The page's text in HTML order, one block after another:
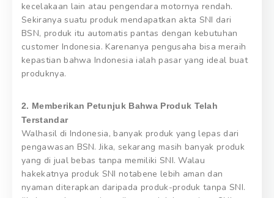
kecelakaan lain atau pengendara motornya rendah.
Sekiranya suatu produk mendapatkan akta SNI dari
BSN, produk itu automatis pantas dengan kebutuhan
customer Indonesia. Karenanya pengusaha bisa meraih
kepastian bahwa Indonesia ialah pasar yang ideal buat
produknya.
2. Memberikan Petunjuk Bahwa Produk Telah
Terstandar
Walhasil di Indonesia, banyak produk yang lepas dari
pengawasan BSN. Jika, sekarang masih banyak produk
yang di jual bebas tanpa memiliki SNI. Walau
hakekatnya produk SNI notabene lebih aman dan
nyaman diterapkan daripada produk-produk tanpa SNI.